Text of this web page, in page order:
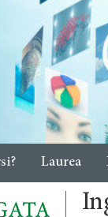
Laurea